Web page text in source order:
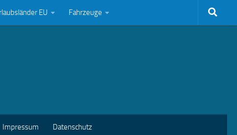
EU Fahrzeuge
Impressum Datenschutz